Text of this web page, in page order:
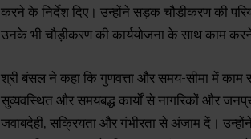
करने के निर्देश दिए। उन्होंने सड़क चौड़ीकरण की
उनके भी चौड़ीकरण की कार्ययोजना के साथ काम
श्री बंसल ने कहा कि गुणवत्ता और समय-सीमा में काम
सुव्यवस्थित और समयबद्ध कार्यों से नागरिकों और
जवाबदेही, सक्रियता और गंभीरता से अंजाम दें।